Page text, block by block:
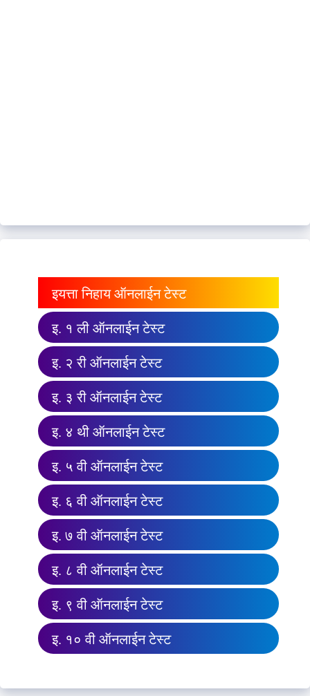
इयत्ता निहाय ऑनलाईन टेस्ट
इ. १ ली ऑनलाईन टेस्ट
इ. २ री ऑनलाईन टेस्ट
इ. ३ री ऑनलाईन टेस्ट
इ. ४ थी ऑनलाईन टेस्ट
इ. ५ वी ऑनलाईन टेस्ट
इ. ६ वी ऑनलाईन टेस्ट
इ. ७ वी ऑनलाईन टेस्ट
इ. ८ वी ऑनलाईन टेस्ट
इ. ९ वी ऑनलाईन टेस्ट
इ. १० वी ऑनलाईन टेस्ट